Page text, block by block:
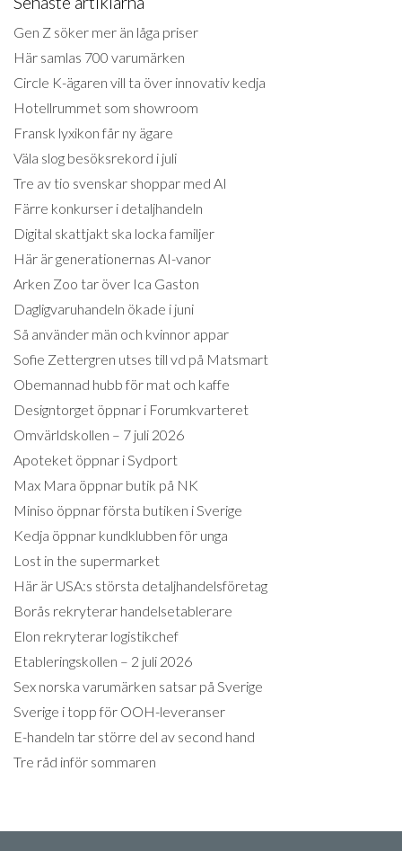
Gen Z söker mer än låga priser
Här samlas 700 varumärken
Circle K-ägaren vill ta över innovativ kedja
Hotellrummet som showroom
Fransk lyxikon får ny ägare
Väla slog besöksrekord i juli
Tre av tio svenskar shoppar med AI
Färre konkurser i detaljhandeln
Digital skattjakt ska locka familjer
Här är generationernas AI-vanor
Arken Zoo tar över Ica Gaston
Dagligvaruhandeln ökade i juni
Så använder män och kvinnor appar
Sofie Zettergren utses till vd på Matsmart
Obemannad hubb för mat och kaffe
Designtorget öppnar i Forumkvarteret
Omvärldskollen – 7 juli 2026
Apoteket öppnar i Sydport
Max Mara öppnar butik på NK
Miniso öppnar första butiken i Sverige
Kedja öppnar kundklubben för unga
Lost in the supermarket
Här är USA:s största detaljhandelsföretag
Borås rekryterar handelsetablerare
Elon rekryterar logistikchef
Etableringskollen – 2 juli 2026
Sex norska varumärken satsar på Sverige
Sverige i topp för OOH-leveranser
E-handeln tar större del av second hand
Tre råd inför sommaren